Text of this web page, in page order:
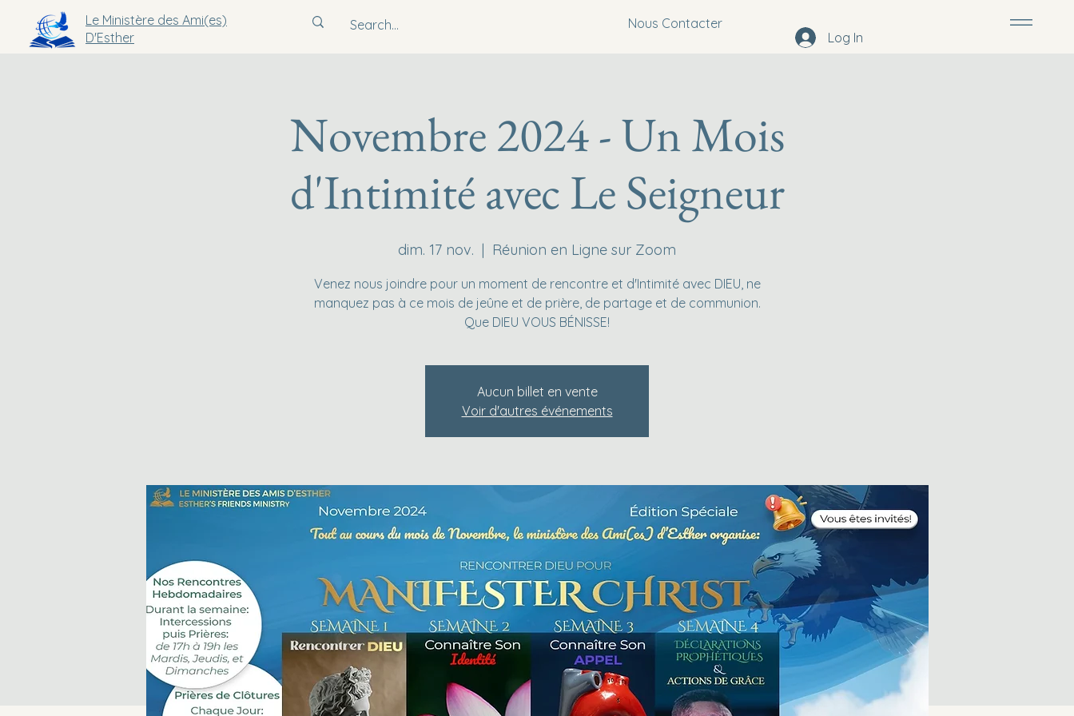
Le Ministère des Ami(es)
D'Esther
Nous Contacter
Log In
Novembre 2024 - Un Mois
d'Intimité avec Le Seigneur
dim. 17 nov.
  |
Réunion en Ligne sur Zoom
Venez nous joindre pour un moment de rencontre et d'Intimité avec DIEU, ne
manquez pas à ce mois de jeûne et de prière, de partage et de communion.
Que DIEU VOUS BÉNISSE!
Aucun billet en vente
Voir d'autres événements